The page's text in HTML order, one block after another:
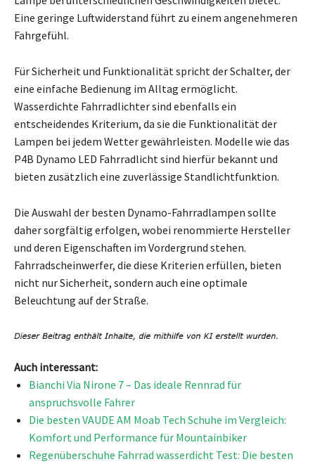
Eine geringe Luftwiderstand führt zu einem angenehmeren
Fahrgefühl.
Für Sicherheit und Funktionalität spricht der Schalter, der
eine einfache Bedienung im Alltag ermöglicht.
Wasserdichte Fahrradlichter sind ebenfalls ein
entscheidendes Kriterium, da sie die Funktionalität der
Lampen bei jedem Wetter gewährleisten. Modelle wie das
P4B Dynamo LED Fahrradlicht sind hierfür bekannt und
bieten zusätzlich eine zuverlässige Standlichtfunktion.
Die Auswahl der besten Dynamo-Fahrradlampen sollte
daher sorgfältig erfolgen, wobei renommierte Hersteller
und deren Eigenschaften im Vordergrund stehen.
Fahrradscheinwerfer, die diese Kriterien erfüllen, bieten
nicht nur Sicherheit, sondern auch eine optimale
Beleuchtung auf der Straße.
Auch interessant:
Bianchi Via Nirone 7 – Das ideale Rennrad für
anspruchsvolle Fahrer
Die besten VAUDE AM Moab Tech Schuhe im Vergleich:
Komfort und Performance für Mountainbiker
Regenüberschuhe Fahrrad wasserdicht Test: Die besten